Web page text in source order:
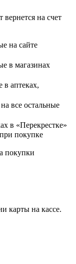
вернется на счет
на сайте
в магазинах
в аптеках,
все остальные
в «Перекрестке»
покупке
покупки
карты на кассе.